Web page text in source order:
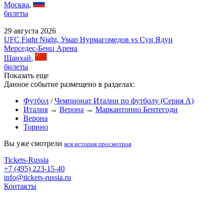
Москва,
билеты
29 августа 2026
UFC Fight Night, Умар Нурмагомедов vs Сун Ядун
Мерседес-Бенц Арена
Шанхай,
билеты
Показать еще
Данное событие размещено в разделах:
Футбол /Чемпионат Италии по футболу (Серия А)
Италия → Верона → Маркантонио Бентегоди
Верона
Торино
Вы уже смотрели вся история просмотров
Tickets-Russia
+7 (495) 223-15-40
info@tickets-russia.ru
Контакты